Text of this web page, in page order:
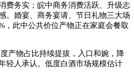
费务实；皖中商务消费活跃、升级志
。婚宴、商务宴请、节日礼物三大场
，此中公共价位产物正在家庭会餐取
物占比持续提拔，入口和婉，降
轻人承认。低度白酒市场规模估计